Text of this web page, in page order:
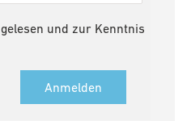
gelesen und zur Kenntnis
Anmelden